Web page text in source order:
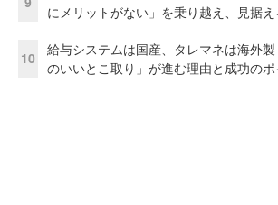
にメリットがない」を乗り越え、見据
10
給与システムは国産、タレマネは海外
のいいとこ取り」が進む理由と成功のポ